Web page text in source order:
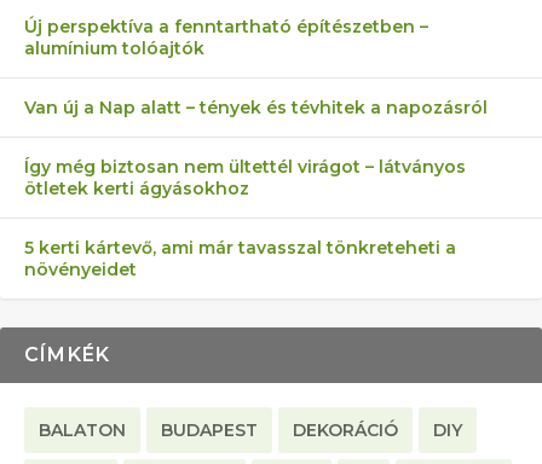
Új perspektíva a fenntartható építészetben –
alumínium tolóajtók
Van új a Nap alatt – tények és tévhitek a napozásról
Így még biztosan nem ültettél virágot – látványos
ötletek kerti ágyásokhoz
5 kerti kártevő, ami már tavasszal tönkreteheti a
növényeidet
CÍMKÉK
BALATON BUDAPEST DEKORÁCIÓ DIY